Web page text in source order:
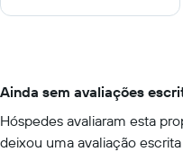
Ainda sem avaliações
Hóspedes avaliaram esta
deixou uma avaliação